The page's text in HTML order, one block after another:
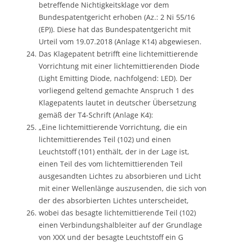
betreffende Nichtigkeitsklage vor dem
Bundespatentgericht erhoben (Az.: 2 Ni 55/16
(EP)). Diese hat das Bundespatentgericht mit
Urteil vom 19.07.2018 (Anlage K14) abgewiesen.
Das Klagepatent betrifft eine lichtemittierende
Vorrichtung mit einer lichtemittierenden Diode
(Light Emitting Diode, nachfolgend: LED). Der
vorliegend geltend gemachte Anspruch 1 des
Klagepatents lautet in deutscher Übersetzung
gemäß der T4-Schrift (Anlage K4):
„Eine lichtemittierende Vorrichtung, die ein
lichtemittierendes Teil (102) und einen
Leuchtstoff (101) enthält, der in der Lage ist,
einen Teil des vom lichtemittierenden Teil
ausgesandten Lichtes zu absorbieren und Licht
mit einer Wellenlänge auszusenden, die sich von
der des absorbierten Lichtes unterscheidet,
wobei das besagte lichtemittierende Teil (102)
einen Verbindungshalbleiter auf der Grundlage
von XXX und der besagte Leuchtstoff ein G